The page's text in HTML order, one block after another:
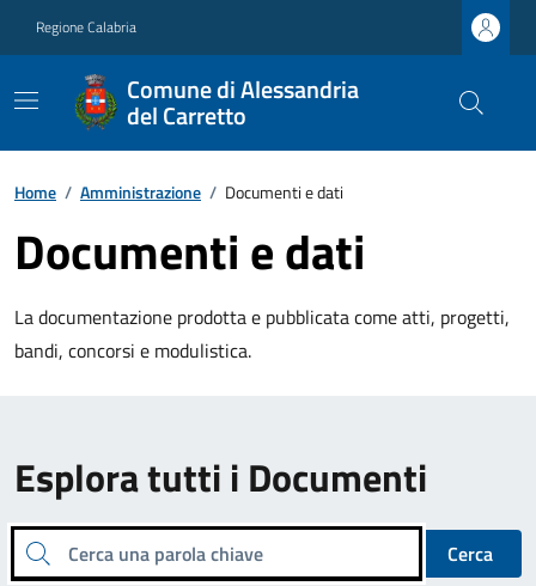
Regione Calabria
Comune di Alessandria
del Carretto
Home / Amministrazione / Documenti e dati
Documenti e dati
La documentazione prodotta e pubblicata come atti, progetti,
bandi, concorsi e modulistica.
Esplora tutti i Documenti
Cerca una parola chiave
Cerca